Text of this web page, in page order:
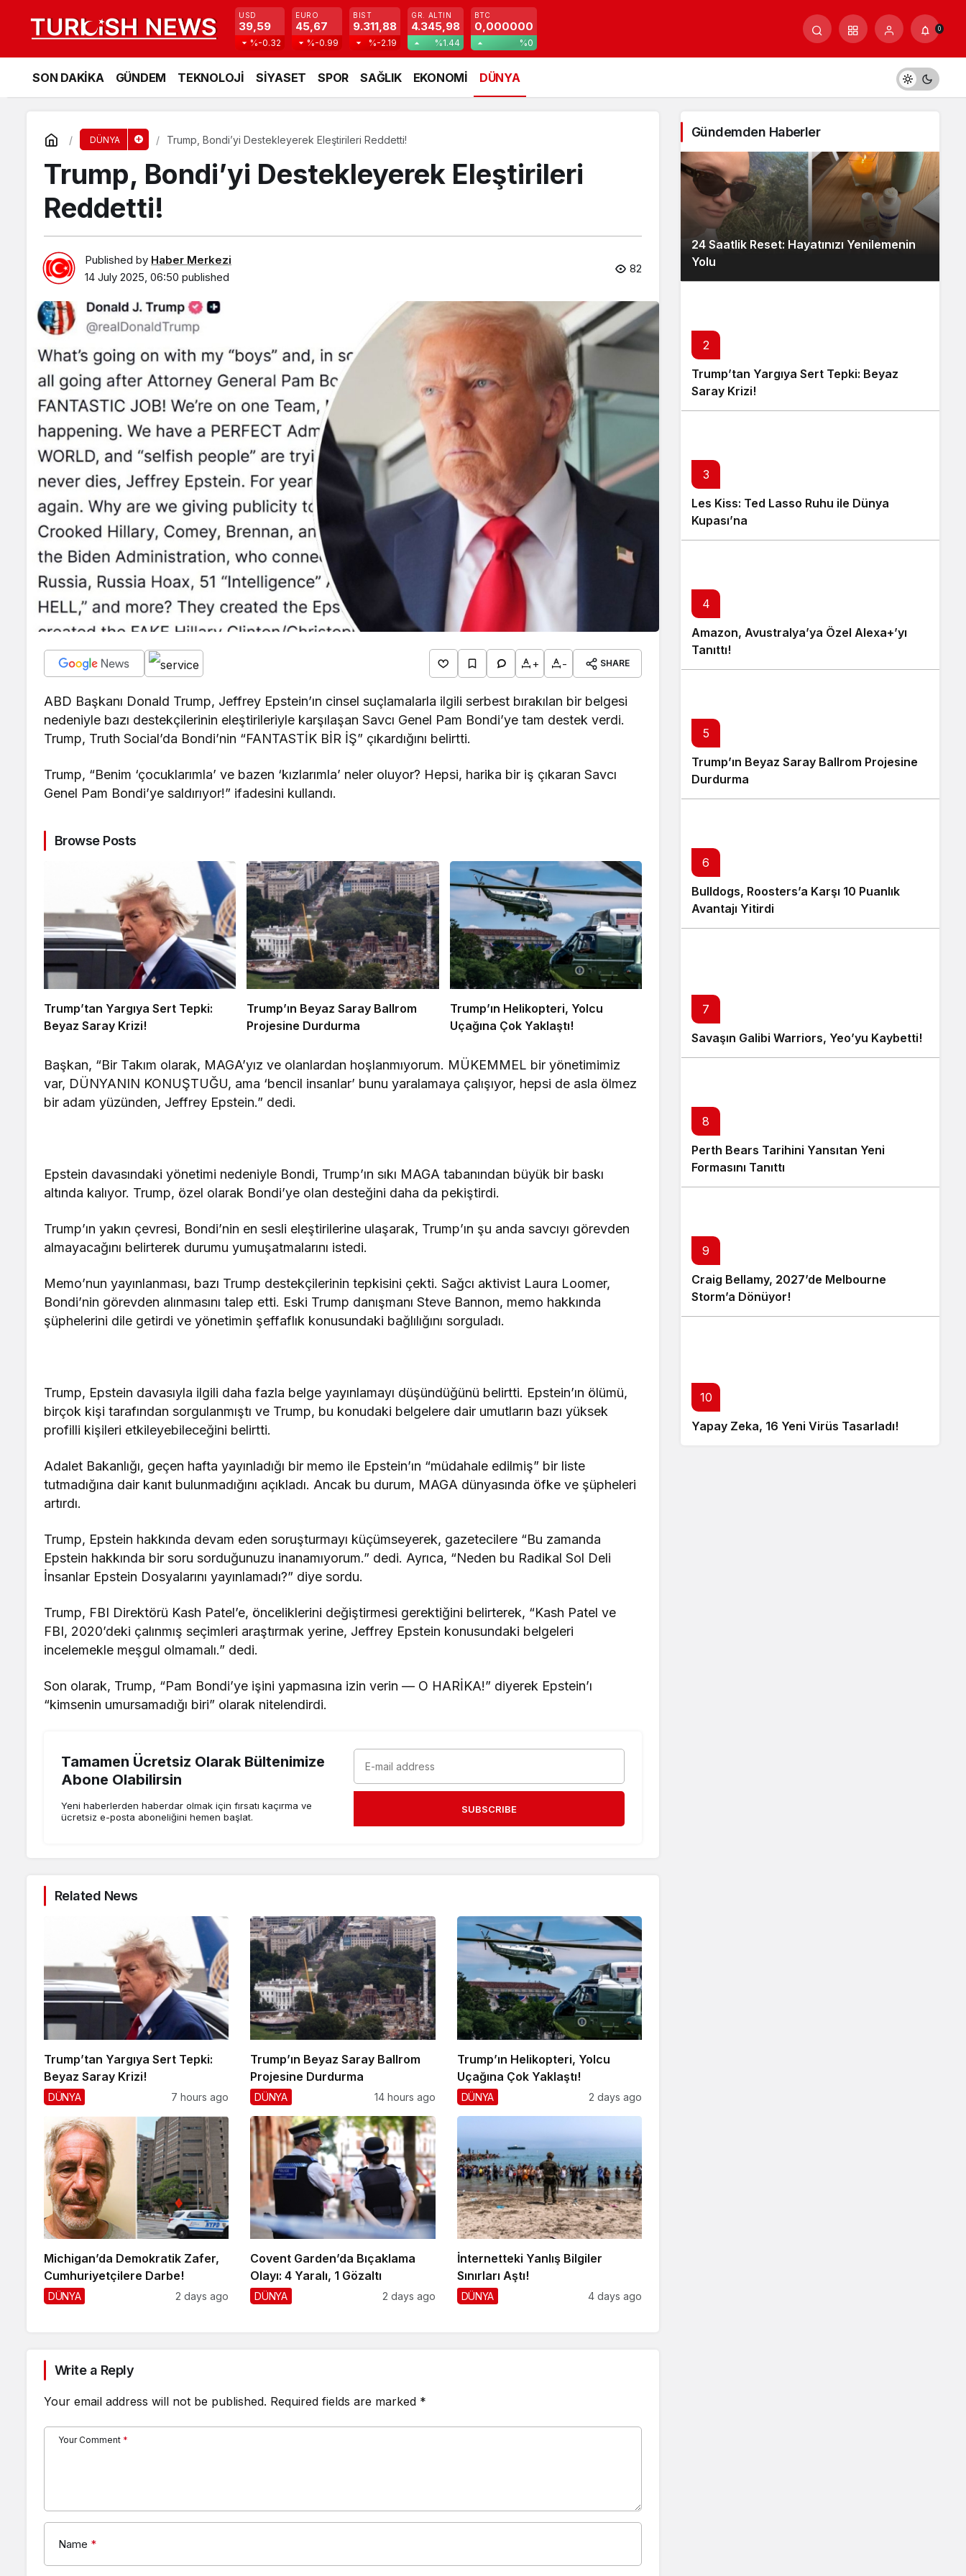
USD
39,59
%-0.32
EURO
45,67
%-0.99
BIST
9.311,88
%-2.19
GR. ALTIN
4.345,98
%1.44
BTC
0,000000
%0
0
SON DAKİKA GÜNDEM TEKNOLOJİ SİYASET SPOR SAĞLIK EKONOMİ DÜNYA
DÜNYA Trump, Bondi’yi Destekleyerek Eleştirileri Reddetti!
Trump, Bondi’yi Destekleyerek Eleştirileri
Reddetti!
Published by Haber Merkezi
14 July 2025, 06:50 published
82
+ - SHARE
ABD Başkanı Donald Trump, Jeffrey Epstein’ın cinsel suçlamalarla ilgili serbest bırakılan bir belgesi
nedeniyle bazı destekçilerinin eleştirileriyle karşılaşan Savcı Genel Pam Bondi’ye tam destek verdi.
Trump, Truth Social’da Bondi’nin “FANTASTİK BİR İŞ” çıkardığını belirtti.
Trump, “Benim ‘çocuklarımla’ ve bazen ‘kızlarımla’ neler oluyor? Hepsi, harika bir iş çıkaran Savcı
Genel Pam Bondi’ye saldırıyor!” ifadesini kullandı.
Browse Posts
Trump’tan Yargıya Sert Tepki:
Beyaz Saray Krizi!
Trump’ın Beyaz Saray Ballrom
Projesine Durdurma
Trump’ın Helikopteri, Yolcu
Uçağına Çok Yaklaştı!
Başkan, “Bir Takım olarak, MAGA’yız ve olanlardan hoşlanmıyorum. MÜKEMMEL bir yönetimimiz
var, DÜNYANIN KONUŞTUĞU, ama ‘bencil insanlar’ bunu yaralamaya çalışıyor, hepsi de asla ölmez
bir adam yüzünden, Jeffrey Epstein.” dedi.
Epstein davasındaki yönetimi nedeniyle Bondi, Trump’ın sıkı MAGA tabanından büyük bir baskı
altında kalıyor. Trump, özel olarak Bondi’ye olan desteğini daha da pekiştirdi.
Trump’ın yakın çevresi, Bondi’nin en sesli eleştirilerine ulaşarak, Trump’ın şu anda savcıyı görevden
almayacağını belirterek durumu yumuşatmalarını istedi.
Memo’nun yayınlanması, bazı Trump destekçilerinin tepkisini çekti. Sağcı aktivist Laura Loomer,
Bondi’nin görevden alınmasını talep etti. Eski Trump danışmanı Steve Bannon, memo hakkında
şüphelerini dile getirdi ve yönetimin şeffaflık konusundaki bağlılığını sorguladı.
Trump, Epstein davasıyla ilgili daha fazla belge yayınlamayı düşündüğünü belirtti. Epstein’ın ölümü,
birçok kişi tarafından sorgulanmıştı ve Trump, bu konudaki belgelere dair umutların bazı yüksek
profilli kişileri etkileyebileceğini belirtti.
Adalet Bakanlığı, geçen hafta yayınladığı bir memo ile Epstein’ın “müdahale edilmiş” bir liste
tutmadığına dair kanıt bulunmadığını açıkladı. Ancak bu durum, MAGA dünyasında öfke ve şüpheleri
artırdı.
Trump, Epstein hakkında devam eden soruşturmayı küçümseyerek, gazetecilere “Bu zamanda
Epstein hakkında bir soru sorduğunuzu inanamıyorum.” dedi. Ayrıca, “Neden bu Radikal Sol Deli
İnsanlar Epstein Dosyalarını yayınlamadı?” diye sordu.
Trump, FBI Direktörü Kash Patel’e, önceliklerini değiştirmesi gerektiğini belirterek, “Kash Patel ve
FBI, 2020’deki çalınmış seçimleri araştırmak yerine, Jeffrey Epstein konusundaki belgeleri
incelemekle meşgul olmamalı.” dedi.
Son olarak, Trump, “Pam Bondi’ye işini yapmasına izin verin — O HARİKA!” diyerek Epstein’ı
“kimsenin umursamadığı biri” olarak nitelendirdi.
Tamamen Ücretsiz Olarak Bültenimize
Abone Olabilirsin
Yeni haberlerden haberdar olmak için fırsatı kaçırma ve
ücretsiz e-posta aboneliğini hemen başlat.
SUBSCRIBE
Related News
Trump’tan Yargıya Sert Tepki:
Beyaz Saray Krizi!
DÜNYA 7 hours ago
Trump’ın Beyaz Saray Ballrom
Projesine Durdurma
DÜNYA 14 hours ago
Trump’ın Helikopteri, Yolcu
Uçağına Çok Yaklaştı!
DÜNYA 2 days ago
Michigan’da Demokratik Zafer,
Cumhuriyetçilere Darbe!
DÜNYA 2 days ago
Covent Garden’da Bıçaklama
Olayı: 4 Yaralı, 1 Gözaltı
DÜNYA 2 days ago
İnternetteki Yanlış Bilgiler
Sınırları Aştı!
DÜNYA 4 days ago
Write a Reply
Your email address will not be published. Required fields are marked *
Your Comment *
Name *
Gündemden Haberler
24 Saatlik Reset: Hayatınızı Yenilemenin
Yolu
2
Trump’tan Yargıya Sert Tepki: Beyaz
Saray Krizi!
3
Les Kiss: Ted Lasso Ruhu ile Dünya
Kupası’na
4
Amazon, Avustralya’ya Özel Alexa+’yı
Tanıttı!
5
Trump’ın Beyaz Saray Ballrom Projesine
Durdurma
6
Bulldogs, Roosters’a Karşı 10 Puanlık
Avantajı Yitirdi
7
Savaşın Galibi Warriors, Yeo’yu Kaybetti!
8
Perth Bears Tarihini Yansıtan Yeni
Formasını Tanıttı
9
Craig Bellamy, 2027’de Melbourne
Storm’a Dönüyor!
10
Yapay Zeka, 16 Yeni Virüs Tasarladı!